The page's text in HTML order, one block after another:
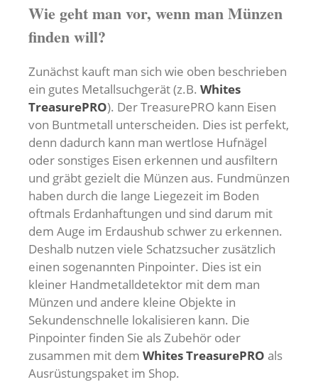
Wie geht man vor, wenn man Münzen
finden will?
Zunächst kauft man sich wie oben beschrieben
ein gutes Metallsuchgerät (z.B. Whites
TreasurePRO). Der TreasurePRO kann Eisen
von Buntmetall unterscheiden. Dies ist perfekt,
denn dadurch kann man wertlose Hufnägel
oder sonstiges Eisen erkennen und ausfiltern
und gräbt gezielt die Münzen aus. Fundmünzen
haben durch die lange Liegezeit im Boden
oftmals Erdanhaftungen und sind darum mit
dem Auge im Erdaushub schwer zu erkennen.
Deshalb nutzen viele Schatzsucher zusätzlich
einen sogenannten Pinpointer. Dies ist ein
kleiner Handmetalldetektor mit dem man
Münzen und andere kleine Objekte in
Sekundenschnelle lokalisieren kann. Die
Pinpointer finden Sie als Zubehör oder
zusammen mit dem Whites TreasurePRO als
Ausrüstungspaket im Shop.